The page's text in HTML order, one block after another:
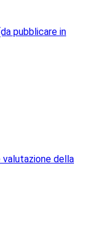
pubblicare in
valutazione della